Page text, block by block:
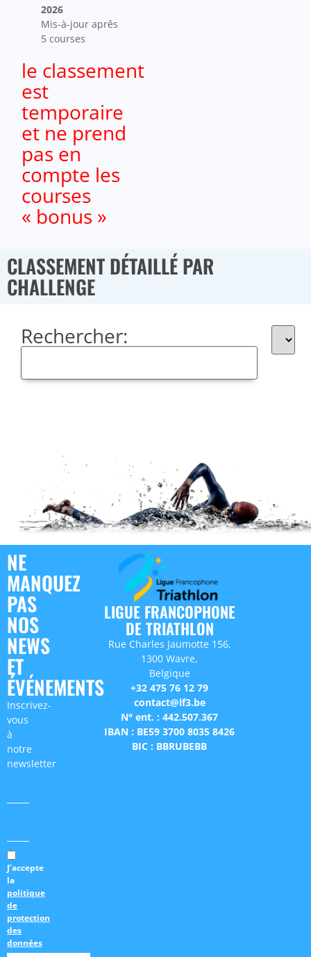
2026
Mis-à-jour aprês
5 courses
le classement
est
temporaire
et ne prend
pas en
compte les
courses
« bonus »
CLASSEMENT DÉTAILLÉ PAR
CHALLENGE
Rechercher:
LIGUE FRANCOPHONE
DE TRIATHLON
Rue Charles Jaumotte 156,
1300 Wavre,
Belgique
+32 475 76 12 79
contact@lf3.be
N° ent. : 442.507.367
IBAN : BE59 3700 8035 8426
BIC : BBRUBEBB
NE
MANQUEZ
PAS
NOS
NEWS
ET
ÉVÉNEMENTS
Inscrivez-
vous
à
notre
newsletter
J’accepte
la
politique
de
protection
des
données